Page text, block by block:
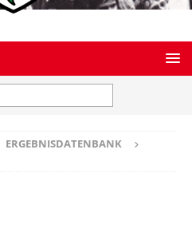
ERGEBNISDATENBANK